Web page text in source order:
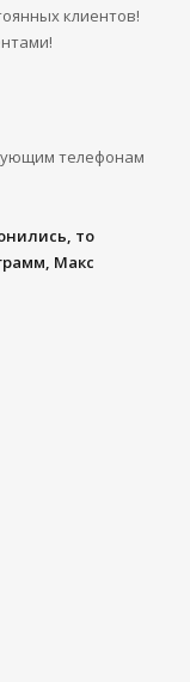
клиентов!
телефонам
то
Макс